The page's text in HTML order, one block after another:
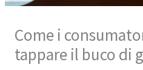
Come i
tappare il buco di